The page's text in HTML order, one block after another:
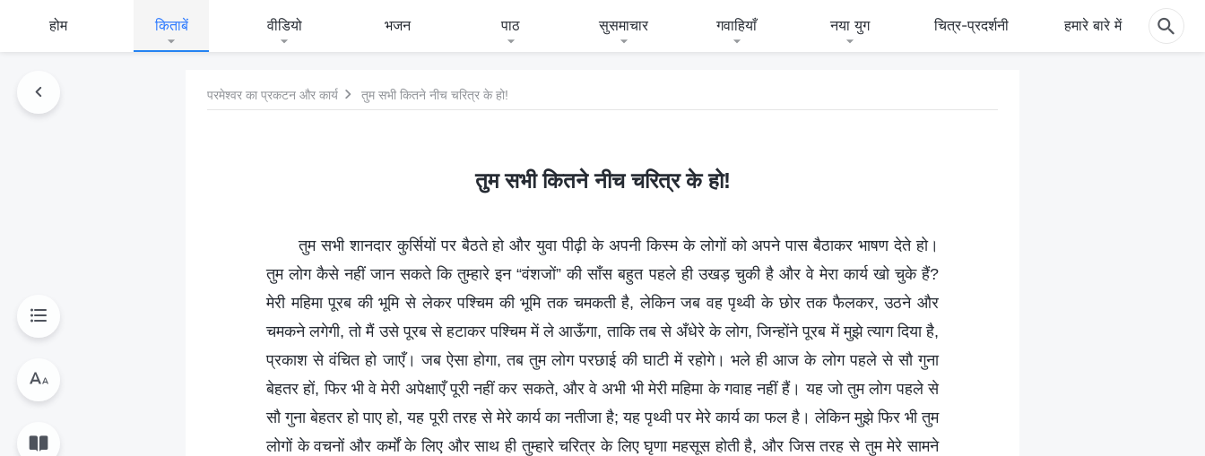
होम किताबें वीडियो भजन पाठ सुसमाचार गवाहियाँ नया युग चित्र-प्रदर्शनी हमारे बारे में
परमेश्वर का प्रकटन और कार्य तुम सभी कितने नीच चरित्र के हो!
तुम सभी कितने नीच चरित्र के हो!
तुम सभी शानदार कुर्सियों पर बैठते हो और युवा पीढ़ी के अपनी किस्म के लोगों को अपने पास बैठाकर भाषण देते हो।
तुम लोग कैसे नहीं जान सकते कि तुम्हारे इन “वंशजों” की साँस बहुत पहले ही उखड़ चुकी है और वे मेरा कार्य खो चुके हैं?
मेरी महिमा पूरब की भूमि से लेकर पश्चिम की भूमि तक चमकती है, लेकिन जब वह पृथ्वी के छोर तक फैलकर, उठने और
चमकने लगेगी, तो मैं उसे पूरब से हटाकर पश्चिम में ले आऊँगा, ताकि तब से अँधेरे के लोग, जिन्होंने पूरब में मुझे त्याग दिया है,
प्रकाश से वंचित हो जाएँ। जब ऐसा होगा, तब तुम लोग परछाई की घाटी में रहोगे। भले ही आज के लोग पहले से सौ गुना
बेहतर हों, फिर भी वे मेरी अपेक्षाएँ पूरी नहीं कर सकते, और वे अभी भी मेरी महिमा के गवाह नहीं हैं। यह जो तुम लोग पहले से
सौ गुना बेहतर हो पाए हो, यह पूरी तरह से मेरे कार्य का नतीजा है; यह पृथ्वी पर मेरे कार्य का फल है। लेकिन मुझे फिर भी तुम
लोगों के वचनों और कर्मों के लिए और साथ ही तुम्हारे चरित्र के लिए घृणा महसूस होती है, और जिस तरह से तुम मेरे सामने